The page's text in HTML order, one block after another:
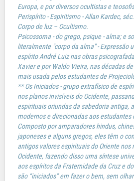
Europa, e por diversos ocultistas e
Perispírito - Espiritismo - Allan Kardec,
Corpo de luz – Ocultismo.
Psicossoma - do grego, psique - alma; e
literalmente "corpo da alma" - Expressão
espírito André Luiz nas obras
Xavier e por Waldo Vieira, nas décadas
mais usada pelos estudantes de
** Os Iniciados - grupo extrafísico de
nos planos invisíveis do Ocidente,
espirituais oriundas da sabedoria antiga,
modernos e direcionadas aos estudantes
Composto por amparadores hindus,
japoneses e alguns gregos, eles têm o
antigos valores espirituais do Oriente nos
Ocidente, fazendo disso uma síntese
aos espíritos da Fraternidade da Cruz e
são “iniciados” em fazer o bem, sem